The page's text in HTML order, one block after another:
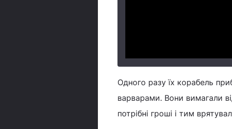
Одного разу їх корабель
варварами. Вони вимагали
потрібні гроші і тим